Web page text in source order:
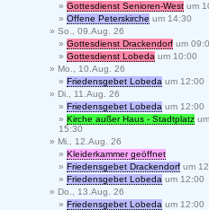
Gottesdienst Senioren-West um
Offene Peterskirche um 14:30
So., 09.Aug. 26
Gottesdienst Drackendorf um
Gottesdienst Lobeda um 10:00
Mo., 10.Aug. 26
Friedensgebet Lobeda um 12:00
Di., 11.Aug. 26
Friedensgebet Lobeda um 12:00
Kirche außer Haus - Stadtplatz um
15:30
Mi., 12.Aug. 26
Kleiderkammer geöffnet
Friedensgebet Drackendorf um
Friedensgebet Lobeda um 12:00
Do., 13.Aug. 26
Friedensgebet Lobeda um 12:00